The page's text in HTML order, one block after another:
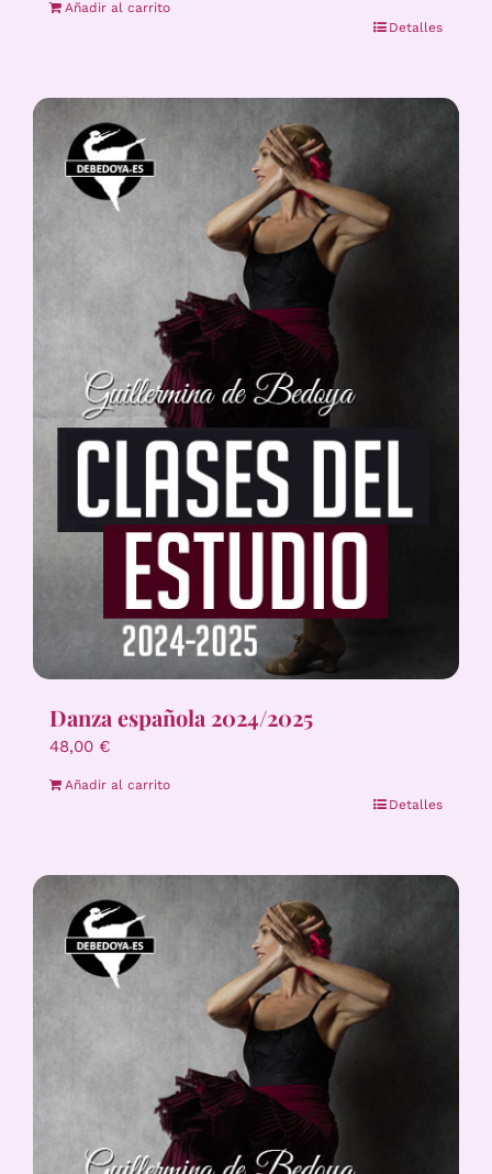
Añadir al carrito
Detalles
Danza española 2024/2025
48,00 €
Añadir al carrito
Detalles